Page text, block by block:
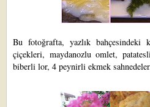
Bu fotoğrafta, yazlık bahçesindeki
çiçekleri, maydanozlu omlet,
biberli lor, 4 peynirli ekmek